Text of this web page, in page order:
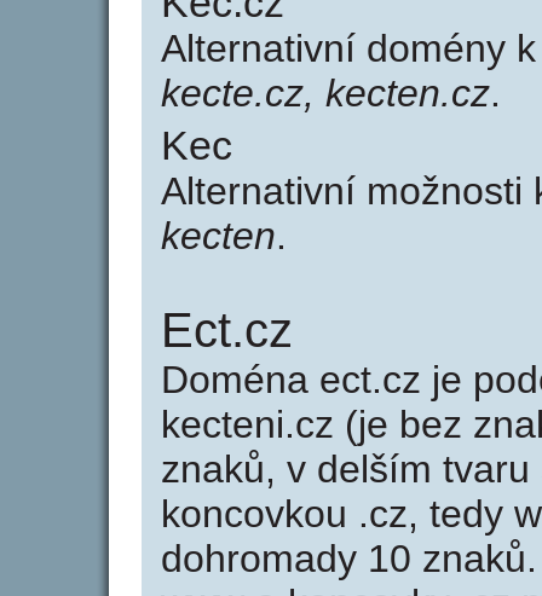
Alternativní domény
kecte.cz, kecten.cz.
Kec
Alternativní možnosti
kecten.
Ect.cz
Doména ect.cz je
kecteni.cz (je bez
znaků, v delším
koncovkou .cz, tedy
dohromady 10